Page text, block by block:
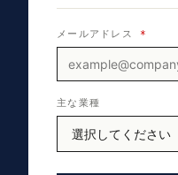
メールアドレス *
主な業種